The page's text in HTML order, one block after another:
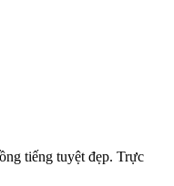
tiếng tuyệt đẹp. Trực